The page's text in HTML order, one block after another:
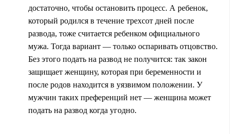
достаточно, чтобы остановить процесс. А ребенок,
который родился в течение трехсот дней после
развода, тоже считается ребенком официального
мужа. Тогда вариант — только оспаривать отцовство.
Без этого подать на развод не получится: так закон
защищает женщину, которая при беременности и
после родов находится в уязвимом положении. У
мужчин таких преференций нет — женщина может
подать на развод когда угодно.